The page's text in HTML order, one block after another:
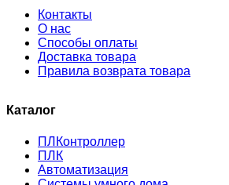
Контакты
О нас
Способы оплаты
Доставка товара
Правила возврата товара
Каталог
ПЛКонтроллер
ПЛК
Автоматизация